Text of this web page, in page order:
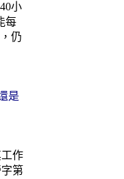
小
每
仍
是
作
第